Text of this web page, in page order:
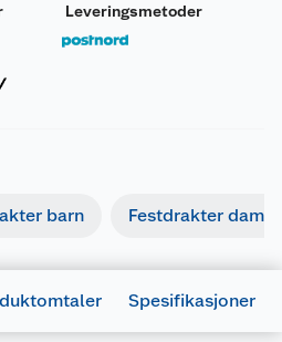
Leveringsmetoder
barn Festdrakter dame
Spesifikasjoner